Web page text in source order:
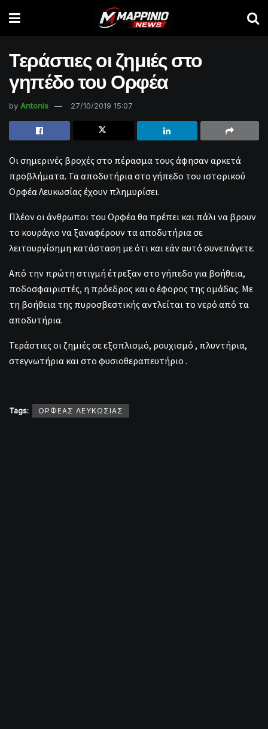
Τεράστιες οι ζημιές στο
γηπέδο του Ορφέα
by Antonis 27/10/2019 15:07
Οι σημερινές βροχές στο πέρασμα τους άφησαν αρκετά
προβλήματα. Τα αποδυτήρια στο γήπεδο του ιστορικού
Ορφέα Λευκωσίας έχουν πλημυρίσει.
Πλέον οι άνθρωποι του Ορφέα θα πρέπει και πάλι να βρουν
το κουράγιο να ξαναφέρουν τα αποδυτήρια σε
λειτουργίσημη κατάσταση με ότι και εάν αυτό συνεπάγετε.
Από την πρώτη στιγμή έτρεξαν στο γήπεδο για βοήθεια,
ποδοσφαιριστές, η πρόεδρος και ο έφορος της ομάδας. Με
τη βοήθεια της πυροσβεστικής αντλείται το νερό από τα
αποδυτήρια.
Τεράστιες οι ζημιές σε εξοπλισμό, ρουχισμό , πλυντήρια,
στεγνωτήρια και στο φυσιοθεραπευτήριο .
Tags: ΟΡΦΕΑΣ ΛΕΥΚΩΣΙΑΣ